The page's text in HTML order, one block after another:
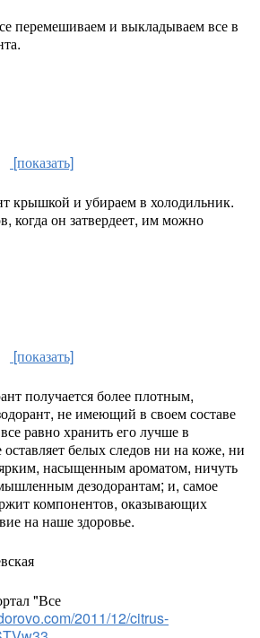
перемешиваем и выкладываем все в
[показать]
крышкой и убираем в холодильник.
когда он затвердеет, им можно
[показать]
получается более плотным,
не имеющий в своем составе
равно хранить его лучше в
белых следов ни на коже, ни
насыщенным ароматом, ничуть
дезодорантам; и, самое
компонентов, оказывающих
на наше здоровье.
"Все
2011/12/citrus-